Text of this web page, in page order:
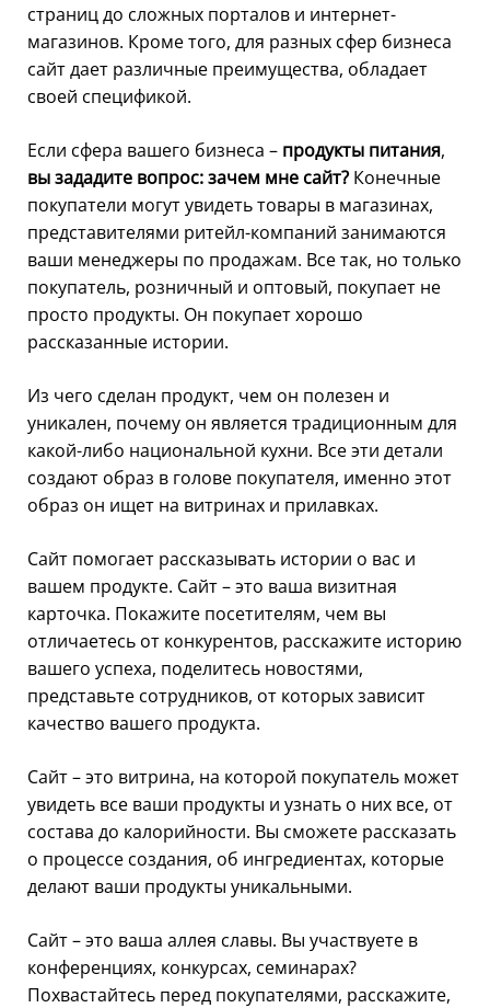
страниц до сложных порталов и интернет-
магазинов. Кроме того, для разных сфер бизнеса
сайт дает различные преимущества, обладает
своей спецификой.
Если сфера вашего бизнеса – продукты питания,
вы зададите вопрос: зачем мне сайт? Конечные
покупатели могут увидеть товары в магазинах,
представителями ритейл-компаний занимаются
ваши менеджеры по продажам. Все так, но только
покупатель, розничный и оптовый, покупает не
просто продукты. Он покупает хорошо
рассказанные истории.
Из чего сделан продукт, чем он полезен и
уникален, почему он является традиционным для
какой-либо национальной кухни. Все эти детали
создают образ в голове покупателя, именно этот
образ он ищет на витринах и прилавках.
Сайт помогает рассказывать истории о вас и
вашем продукте. Сайт – это ваша визитная
карточка. Покажите посетителям, чем вы
отличаетесь от конкурентов, расскажите историю
вашего успеха, поделитесь новостями,
представьте сотрудников, от которых зависит
качество вашего продукта.
Сайт – это витрина, на которой покупатель может
увидеть все ваши продукты и узнать о них все, от
состава до калорийности. Вы сможете рассказать
о процессе создания, об ингредиентах, которые
делают ваши продукты уникальными.
Сайт – это ваша аллея славы. Вы участвуете в
конференциях, конкурсах, семинарах?
Похвастайтесь перед покупателями, расскажите,